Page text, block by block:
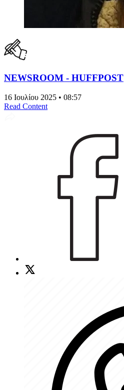
NEWSROOM - HUFFPOST
16 Ιουλίου 2025 • 08:57
Read Content